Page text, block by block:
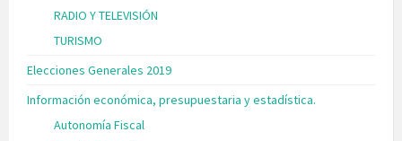
RADIO Y TELEVISIÓN
TURISMO
Elecciones Generales 2019
Información económica, presupuestaria y estadística.
Autonomía Fiscal